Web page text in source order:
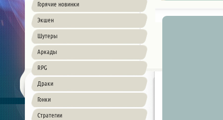
Горячие новинки
Экшен
Шутеры
Аркады
RPG
Драки
Гонки
Стратегии